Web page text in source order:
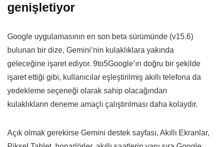
genişletiyor
Google uygulamasının en son beta sürümünde (v15.6)
bulunan bir dize, Gemini’nin kulaklıklara yakında
geleceğine işaret ediyor. 9to5Google’ın doğru bir şekilde
işaret ettiği gibi, kullanıcılar eşleştirilmiş akıllı telefona da
yedekleme seçeneği olarak sahip olacağından
kulaklıkların deneme amaçlı çalıştırılması daha kolaydır.
Açık olmak gerekirse Gemini destek sayfası, Akıllı Ekranlar,